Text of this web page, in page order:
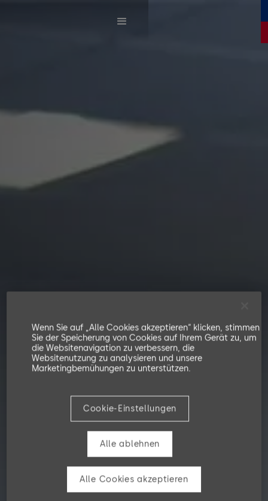
Wenn Sie auf „Alle Cookies akzeptieren“ klicken, stimmen
Sie der Speicherung von Cookies auf Ihrem Gerät zu, um
die Websitenavigation zu verbessern, die
Websitenutzung zu analysieren und unsere
Marketingbemühungen zu unterstützen.
Cookie-Einstellungen
Alle ablehnen
Alle Cookies akzeptieren